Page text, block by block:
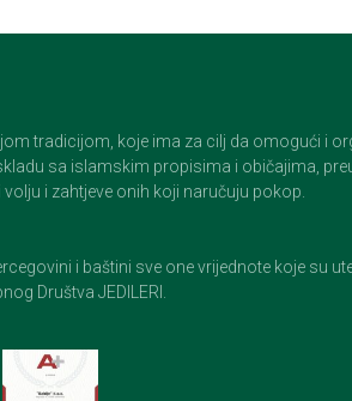
tradicijom, koje ima za cilj da omogući i
sa islamskim propisima i običajima,
i zahtjeve onih koji naručuju pokop.
i baštini sve one vrijednote koje su
Društva JEDILERI.